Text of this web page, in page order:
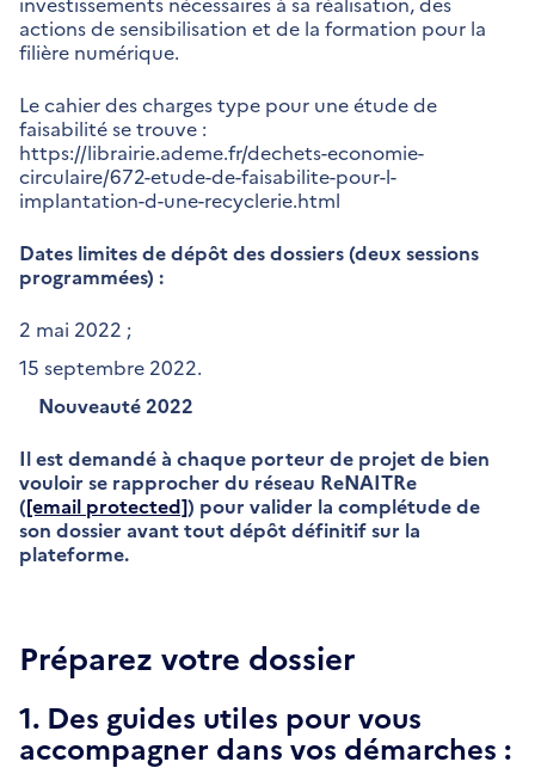
actions de sensibilisation et de la formation pour la
filière numérique.
Le cahier des charges type pour une étude de
faisabilité se trouve :
https://librairie.ademe.fr/dechets-economie-
circulaire/672-etude-de-faisabilite-pour-l-
implantation-d-une-recyclerie.html
Dates limites de dépôt des dossiers (deux sessions
programmées) :
2 mai 2022 ;
15 septembre 2022.
Nouveauté 2022
Il est demandé à chaque porteur de projet de bien
vouloir se rapprocher du réseau ReNAITRe
([email protected]) pour valider la complétude de
son dossier avant tout dépôt définitif sur la
plateforme.
Préparez votre dossier
1. Des guides utiles pour vous
accompagner dans vos démarches :